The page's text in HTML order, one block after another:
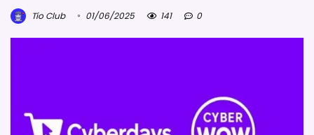
Tío Club 01/06/2025 141 0